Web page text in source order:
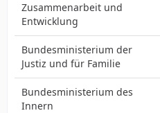
Zusammenarbeit und
Entwicklung
Bundesministerium der
Justiz und für Familie
Bundesministerium des
Innern